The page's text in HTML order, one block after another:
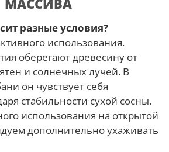
разные условия?
использования.
оберегают древесину от
и солнечных лучей. В
он чувствует себя
стабильности сухой сосны.
использования на открытой
дополнительно ухаживать